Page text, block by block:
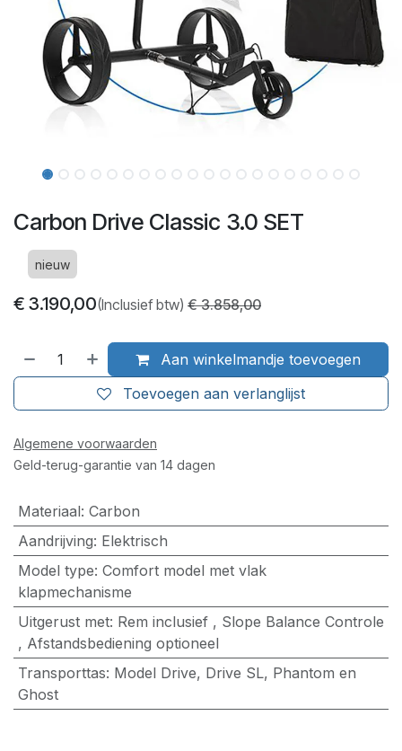
Carbon Drive Classic 3.0 SET
nieuw
€ 3.190,00(Inclusief btw) €3.858,00
Aan winkelmandje toevoegen
Toevoegen aan verlanglijst
Algemene voorwaarden
Geld-terug-garantie van 14 dagen
Materiaal: Carbon
Aandrijving: Elektrisch
Model type: Comfort model met vlak
klapmechanisme
Uitgerust met: Rem inclusief, Slope Balance Controle
, Afstandsbediening optioneel
Transporttas: Model Drive, Drive SL, Phantom en
Ghost